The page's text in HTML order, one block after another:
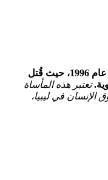
تعود أحداث مذبحة سجن أبوسليم إلى عام 1996، حيث قُتل
تعتبر هذه المأساة
في ليبيا،